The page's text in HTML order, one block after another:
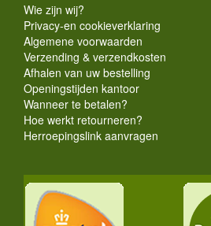
Wie zijn wij?
Privacy-en cookieverklaring
Algemene voorwaarden
Verzending & verzendkosten
Afhalen van uw bestelling
Openingstijden kantoor
Wanneer te betalen?
Hoe werkt retourneren?
Herroepingslink aanvragen